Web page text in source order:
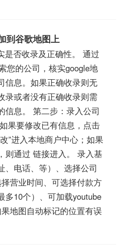
到谷歌地图上
是否收录及正确性。 通过
您的公司，核实google地
信息。如果正确收录则无
录或者没有正确收录则需
信息。 第二步：录入公司
果要修改已有信息，点击
”进入本地商户中心；如果
则通过 链接进入。 录入基
、电话、等）、选择公司
营业时间、可选择付款方
多10个）、可加载youtube
地图自动标记的位置有误